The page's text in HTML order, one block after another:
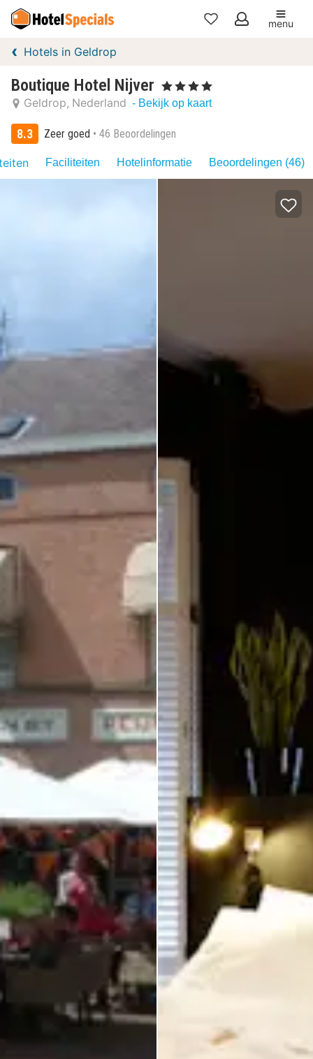
Mijn
menu
Hotels in Geldrop
Boutique Hotel Nijver , 4 Sterren
Geldrop Nederland - Bekijk op kaart
8.3 Zeer goed 46 Beoordelingen
Faciliteiten Hotelinformatie Beoordelingen (46)